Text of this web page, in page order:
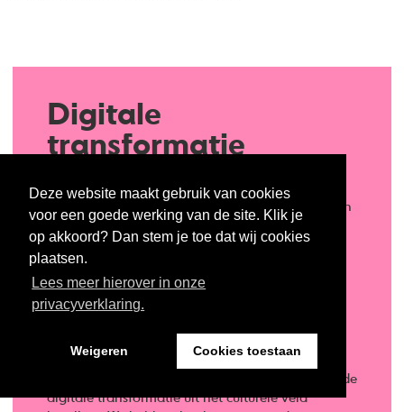
Deze website maakt gebruik van cookies
voor een goede werking van de site. Klik je
op akkoord? Dan stem je toe dat wij cookies
plaatsen.
Lees meer hierover in onze
privacyverklaring.
Weigeren Cookies toestaan
Digitale
transformatie
We leven steeds digitaler. We ontmoeten elkaar
online. Bekijken de wereld door onze telefoon. En
alles is binnen handbereik. Bijna alle sectoren
ontwikkelen door van fysiek naar digitaal. Of
zoeken een hybride vorm. Dat noemen we
digitale transformatie.
houden. En ogen en oren open te zetten voor de
vragen en andere signalen die ons in relatie tot de
digitale transformatie uit het culturele veld